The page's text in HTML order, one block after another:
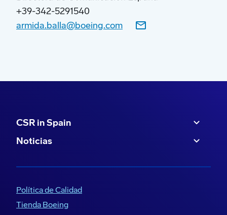
se combina con dióxido de carbono reciclado
procedente de fuentes biogénicas. Este
combustible puede reducir las emisiones de
+39-342-5291540
armida.balla@boeing.com
CSR in Spain
Noticias
Política de Calidad
Tienda Boeing